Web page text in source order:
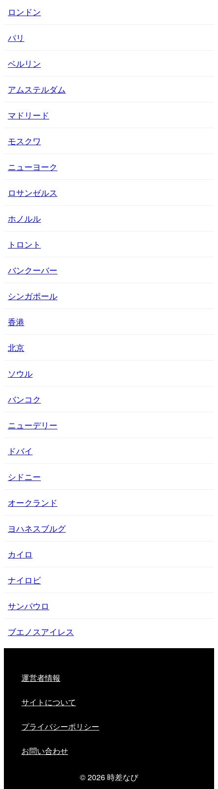
ロンドン
パリ
ベルリン
アムステルダム
マドリード
モスクワ
ニューヨーク
ロサンゼルス
ホノルル
トロント
バンクーバー
シンガポール
香港
北京
ソウル
バンコク
ニューデリー
ドバイ
シドニー
オークランド
ヨハネスブルグ
カイロ
ナイロビ
サンパウロ
ブエノスアイレス
運営者情報
サイトについて
プライバシーポリシー
お問い合わせ
© 2026 時差なび